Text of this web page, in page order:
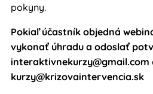
pokyny.
Pokiaľ účastník objedná
vykonať úhradu a odoslať
interaktivnekurzy@gmail.com
kurzy@krizovaintervencia.sk